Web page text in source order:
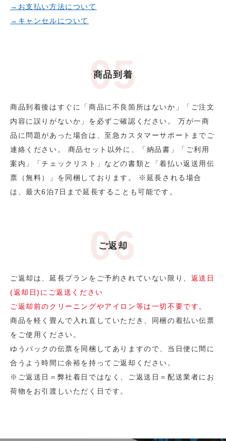
→お支払い方法について
→キャンセルについて
商品到着
商品到着後はすぐに「商品に不良箇所はないか」「ご注文
内容に誤りがないか」を必ずご確認ください。 万が一商
品に問題があった場合は、至急カスタマーサポートまでご
連絡ください。 商品セット以外に、「納品書」「ご利用
案内」「チェックリスト」などの書類と「着払い返送用伝
票（無料）」を同梱しております。 ※延長される場合
は、最大6泊7日まで延長することも可能です。
ご返却
ご返却は、延長プランをご予約されていない限り、 返送日
(返却日)にご返送ください
ご返却前のクリーニングやアイロン等は一切不要です。
商品を軽く畳んで入れ直していただき、同梱の着払い伝票
をご使用ください。
ゆうパックの伝票を同梱してありますので、当日便に間に
合うよう時間に余裕を持ってご返却ください。
※ご返送日＝弊社着日ではなく、ご返送日＝配送業者にお
荷物をお引渡しいただく日です。